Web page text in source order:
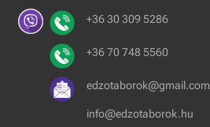
+36 30 309 5286
+36 70 748 5560
edzotaborok@gmail.com
info@edzotaborok.hu